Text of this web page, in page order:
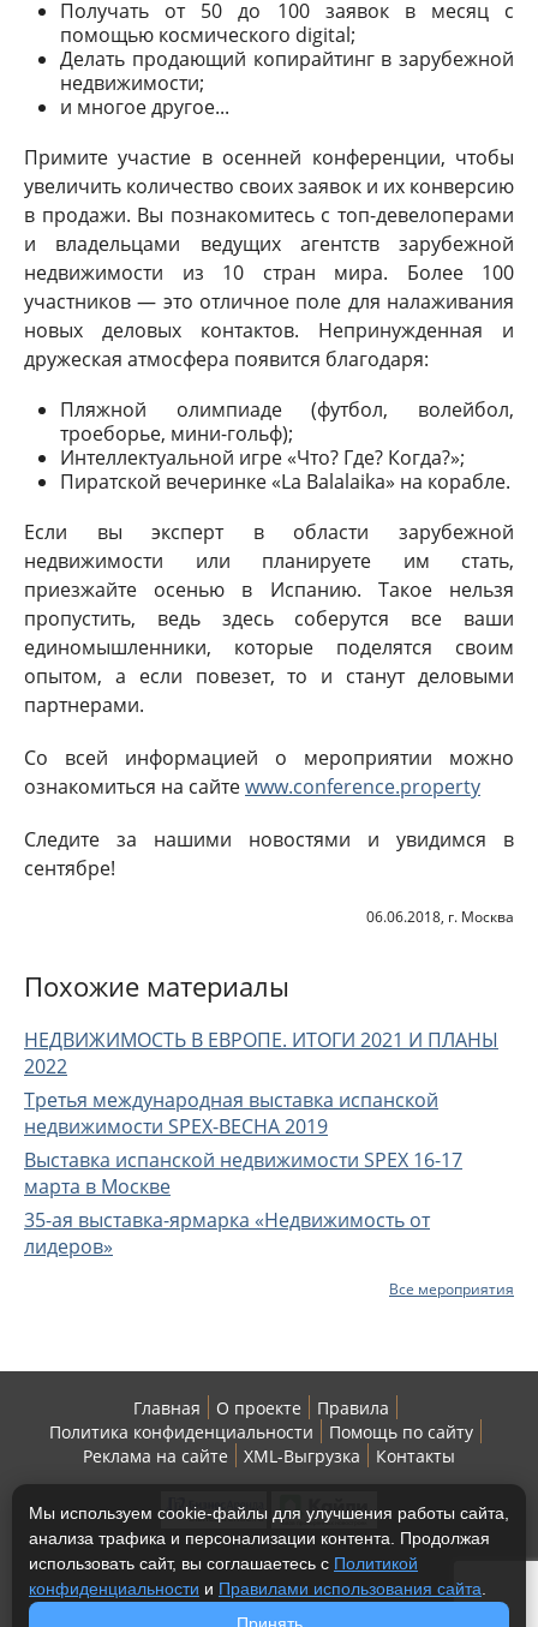
Получать от 50 до 100 заявок в месяц с
помощью космического digital;
Делать продающий копирайтинг в зарубежной
недвижимости;
и многое другое...
Примите участие в осенней конференции, чтобы
увеличить количество своих заявок и их конверсию
в продажи. Вы познакомитесь с топ-девелоперами
и владельцами ведущих агентств зарубежной
недвижимости из 10 стран мира. Более 100
участников — это отличное поле для налаживания
новых деловых контактов. Непринужденная и
дружеская атмосфера появится благодаря:
Пляжной олимпиаде (футбол, волейбол,
троеборье, мини-гольф);
Интеллектуальной игре «Что? Где? Когда?»;
Пиратской вечеринке «La Balalaika» на корабле.
Если вы эксперт в области зарубежной
недвижимости или планируете им стать,
приезжайте осенью в Испанию. Такое нельзя
пропустить, ведь здесь соберутся все ваши
единомышленники, которые поделятся своим
опытом, а если повезет, то и станут деловыми
партнерами.
Со всей информацией о мероприятии можно
ознакомиться на сайтеwww.conference.property
Следите за нашими новостями и увидимся в
сентябре!
06.06.2018, г. Москва
Похожие материалы
НЕДВИЖИМОСТЬ В ЕВРОПЕ. ИТОГИ 2021 И ПЛАНЫ
2022
Третья международная выставка испанской
недвижимости SPEX-ВЕСНА 2019
Выставка испанской недвижимости SPEX 16-17
марта в Москве
35-ая выставка-ярмарка «Недвижимость от
лидеров»
Все мероприятия
Главная О проекте
Правила
Политика конфиденциальности
Помощь по сайту
Реклама на сайте
XML-Выгрузка Контакты
Copyright © 2013-2026 МнеКвартиру - жилая
Мы используем cookie-файлы для улучшения работы сайта,
анализа трафика и персонализации контента. Продолжая
использовать сайт, вы соглашаетесь с Политикой
конфиденциальности и Правилами использования сайта